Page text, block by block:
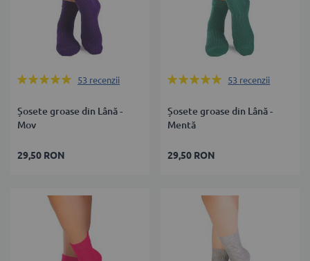
Rating:
53 recenzii
Șosete groase din Lână -
Mov
29,50 RON
Rating:
53 recenzii
Șosete groase din Lână -
Mentă
29,50 RON